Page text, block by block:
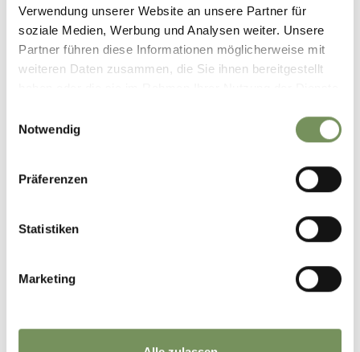
Verwendung unserer Website an unsere Partner für
soziale Medien, Werbung und Analysen weiter. Unsere
Partner führen diese Informationen möglicherweise mit
weiteren Daten zusammen, die Sie ihnen bereitgestellt
Notwendig
Präferenzen
Statistiken
Marketing